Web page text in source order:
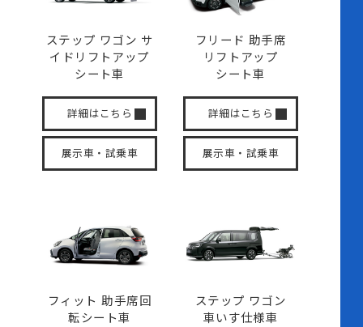
ステップ ワゴン サ
イド リフトアップ
シート車
詳細はこちら
展示車・試乗車
フリード 助手席
リフトアップ
シート車
詳細はこちら
展示車・試乗車
フィット 助手席回
転シート車
ステップ ワゴン
車いす仕様車